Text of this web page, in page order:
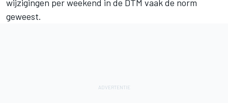
wijzigingen per weekend in de DTM vaak de norm
geweest.